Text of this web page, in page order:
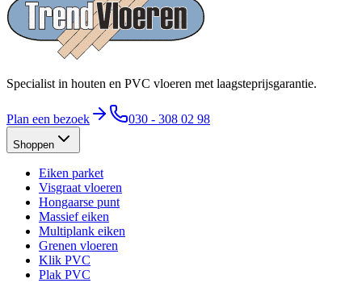
Specialist in houten en PVC vloeren met laagsteprijsgarantie.
Plan een bezoek 030 - 308 02 98
Shoppen
Eiken parket
Visgraat vloeren
Hongaarse punt
Massief eiken
Multiplank eiken
Grenen vloeren
Klik PVC
Plak PVC